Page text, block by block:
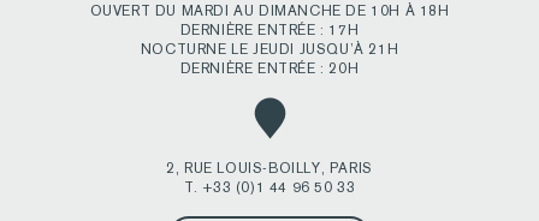
OUVERT DU MARDI AU DIMANCHE DE 10H À 18H
DERNIÈRE ENTRÉE : 17H
NOCTURNE LE JEUDI JUSQU’À 21H
DERNIÈRE ENTRÉE : 20H
2, RUE LOUIS-BOILLY, PARIS
T. +33 (0)1 44 96 50 33